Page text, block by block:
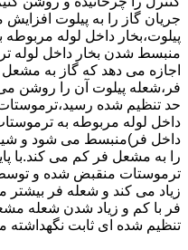
جریان گاز را به پیلوت
پیلوت،بخار داخل لوله
منبسط شدن بخار داخل لوله
اجازه می دهد که گاز به
فر،شعله پیلوت آن را روشن
حد تنظیم شده
داخل لوله مربوطه به
داخل فر)منبسط می شود و
را به مشعل فر کم می کند.با
ترموستات منقبض شده و توسط
زیاد می کند و شعله فر
فر با کم و زیاد شدن شعله
تنظیم شده ای ثابت نگهداشته